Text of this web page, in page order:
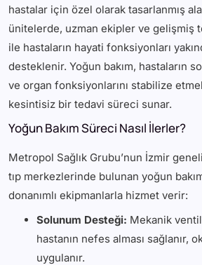
hastalar için özel olarak tasarlanmış
ünitelerde, uzman ekipler ve gelişmiş
ile hastaların hayati fonksiyonları
desteklenir. Yoğun bakım, hastaların
ve organ fonksiyonlarını stabilize
kesintisiz bir tedavi süreci sunar.
Yoğun Bakım Süreci Nasıl İlerler?
Metropol Sağlık Grubu’nun İzmir
tıp merkezlerinde bulunan yoğun
donanımlı ekipmanlarla hizmet verir:
Solunum Desteği: Mekanik
hastanın nefes alması sağlanır,
uygulanır.